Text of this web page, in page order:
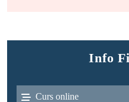
Info
Curs online